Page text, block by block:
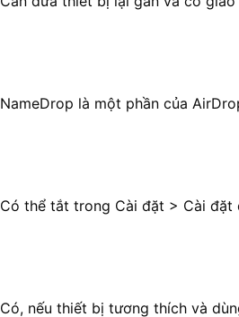
NameDrop là một phần của
Có thể tắt trong Cài đặt > Cài đặt
Có, nếu thiết bị tương thích và